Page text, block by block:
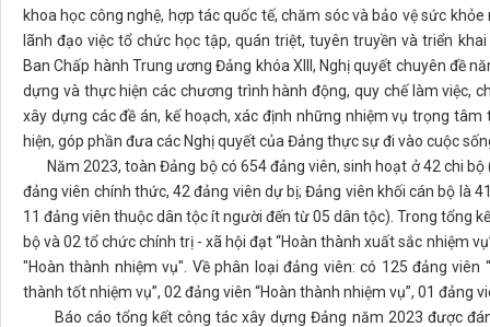
khoa học công nghệ, hợp tác quốc tế, chăm sóc và bảo vệ sức
lãnh đạo việc tổ chức học tập, quán triệt, tuyên truyền và triển
Ban Chấp hành Trung ương Đảng khóa XIII, Nghị quyết chuyên đề
dựng và thực hiện các chương trình hành động, quy chế làm việc,
xây dựng các đề án, kế hoạch, xác định những nhiệm vụ trọng
hiện, góp phần đưa các Nghị quyết của Đảng thực sự đi vào cuộc
Năm 2023, toàn Đảng bộ có 654 đảng viên, sinh hoạt ở 42 chi bộ
đảng viên chính thức, 42 đảng viên dự bị; Đảng viên khối cán bộ là
11 đảng viên thuộc dân tộc ít người đến từ 05 dân tộc). Trong tổng
bộ và 02 tổ chức chính trị - xã hội đạt “Hoàn thành xuất sắc nhiệm
"Hoàn thành nhiệm vụ". Về phân loại đảng viên: có 125 đảng viên
thành tốt nhiệm vụ”, 02 đảng viên “Hoàn thành nhiệm vụ”, 01 đảng
Báo cáo tổng kết công tác xây dựng Đảng năm 2023 được